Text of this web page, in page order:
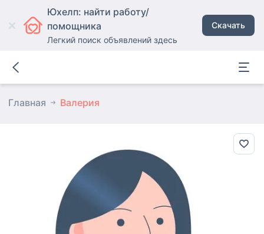
Юхелп: найти работу/
помощника
Легкий поиск объявлений здесь
Скачать
Главная Валерия